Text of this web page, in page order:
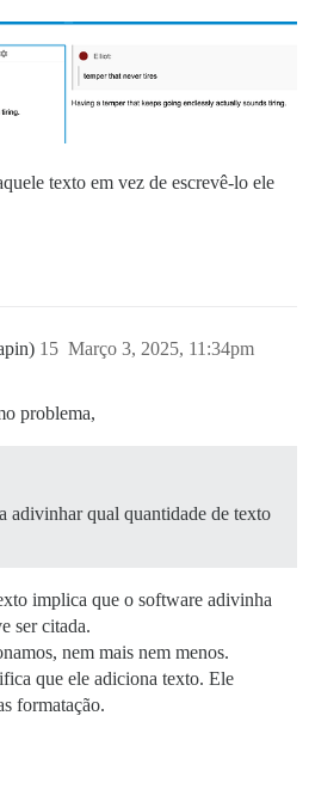
texto em vez de escrevê-lo ele
Março 3, 2025, 11:34pm
15
problema,
adivinhar qual quantidade de texto
implica que o software adivinha
ser citada.
nem mais nem menos.
que ele adiciona texto. Ele
formatação.